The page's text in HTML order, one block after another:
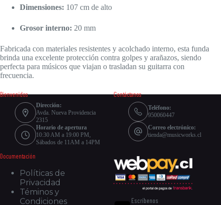
Dimensiones: 107 cm de alto
Grosor interno: 20 mm
Fabricada con materiales resistentes y acolchado interno, esta funda
brinda una excelente protección contra golpes y arañazos, siendo
perfecta para músicos que viajan o trasladan su guitarra con
frecuencia.
Bienvenidos
Dirección:
Avda. Nueva Providencia
2315
Horario de apertura
10:30 AM a 19:00 PM,
Sábados de 11AM a 14PM
Contáctanos
Teléfono:
950060447
Correo electrónico:
tienda@musicworks.cl
Documentación
Políticas de
Privacidad
Téminos y
Condiciones
Escríbenos